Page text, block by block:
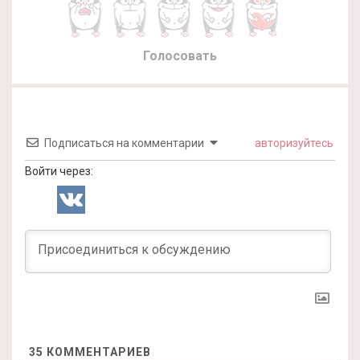
Голосовать
Подписаться на комментарии авторизуйтесь
Войти через:
35 КОММЕНТАРИЕВ